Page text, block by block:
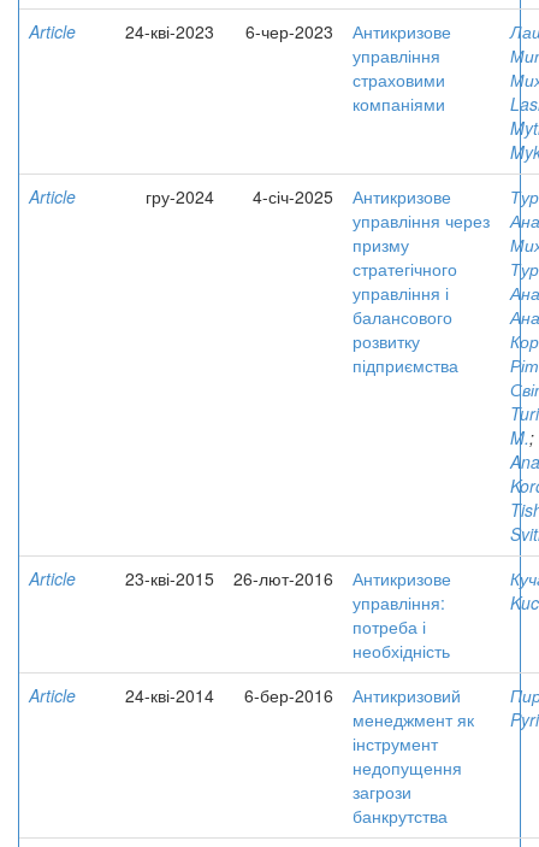
Article 24-кві-2023 6-чер-2023
Антикризове
управління
страховими
компаніями
Article
гру-2024 4-січ-2025
Антикризове
управління через
призму
стратегічного
управління і
балансового
розвитку
підприємства
M.;
Article
23-кві-2015 26-лют-2016
Антикризове
управління:
потреба і
необхідність
Article 24-кві-2014 6-бер-2016
Антикризовий
менеджмент як
інструмент
недопущення
загрози
банкрутства